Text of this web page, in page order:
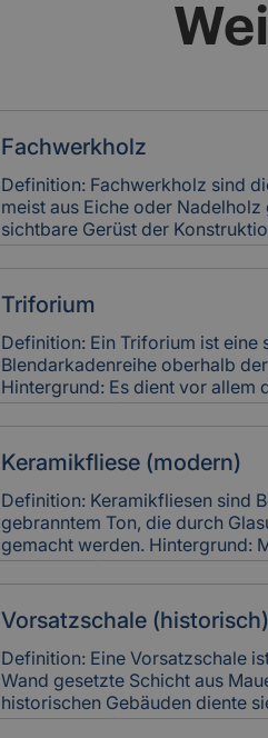
Fachwerkholz
Definition: Fachwerkholz sind
meist aus Eiche oder
sichtbare Gerüst der
Verblattungen miteinander
Stabilität und Erscheinungsbild
Versicherung: Risse, Fäulnis
führen zu hohen
denkmalgerechter
Triforium
Definition: Ein Triforium ist eine
Blendarkadenreihe oberhalb
Hintergrund: Es dient vor allem
trägt zur Lichtführung und
für Versicherung: Schäden an
und teuer in der Restaurierung.
entsprechend ihres
Keramikfliese (modern)
Definition: Keramikfliesen sind
gebranntem Ton, die durch
gemacht werden. Hintergrund:
langlebig, pflegeleicht und in
häufig zur Sanierung älterer
Räume zeitgemäß nutzbar zu
Keramikfliesen gelten als
Leitungswasserschäden hohe
vollständig ersetzt werden
Vorsatzschale (historisch)
Definition: Eine Vorsatzschale
Wand gesetzte Schicht aus
historischen Gebäuden diente
optischen Aufwertung einer